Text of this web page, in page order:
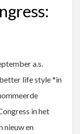
a.s.
life style *in
in het
nieuw en